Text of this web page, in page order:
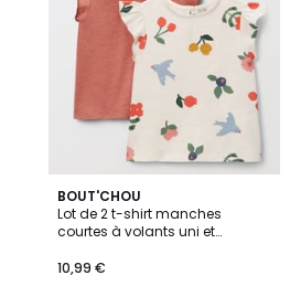
BOUT'CHOU
Lot de 2 t-shirt manches
courtes à volants uni et
10,99 €